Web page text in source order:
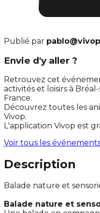
Publié par pablo@vivop
Envie d'y aller ?
Retrouvez cet
activités et loisirs à
France.
Découvrez toutes les
Vivop.
L'application Vivop est
Voir tous les
Description
Balade nature et
Balade nature et